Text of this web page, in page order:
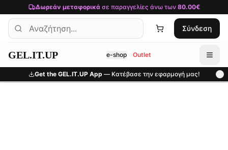
Μετάβαση στο κύριο περιεχόμενο
Δωρεάν μεταφορικάσε παραγγελίες άνω των 80.00€
Σύνδεση
GEL.IT.UP e-shop Outlet
Get the GEL.IT.UP App — Κατέβασε την εφαρμογή μας!